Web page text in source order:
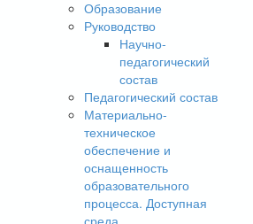
Образование
Руководство
Научно-
педагогический
состав
Педагогический состав
Материально-
техническое
обеспечение и
оснащенность
образовательного
процесса. Доступная
среда